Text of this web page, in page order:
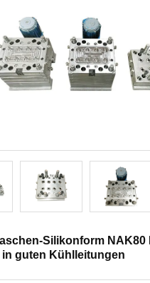
Silikonform NAK80
in guten Kühlleitungen